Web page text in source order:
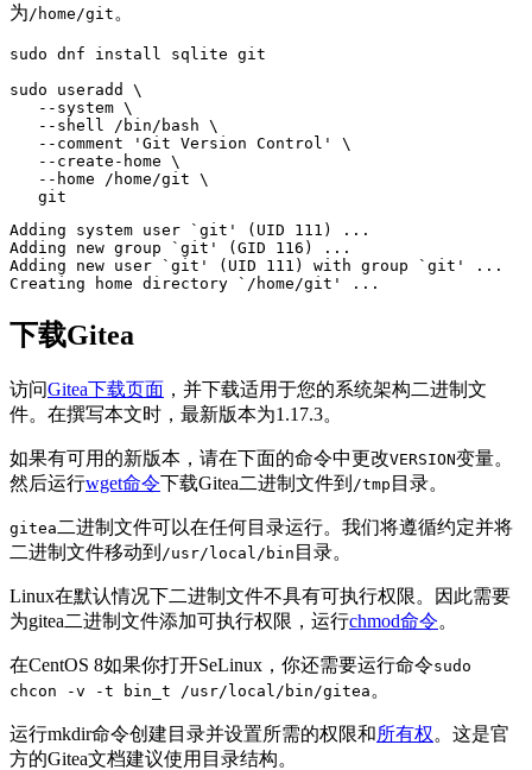
为 /home/git 。
sudo dnf install sqlite git
sudo useradd \
   --system \
   --shell /bin/bash \
   --comment 'Git Version Control' \
   --create-home \
   --home /home/git \
   git
Adding system user `git' (UID 111) ...
Adding new group `git' (GID 116) ...
Adding new user `git' (UID 111) with group `git' ...
下载Gitea
访问Gitea下载页面 ，并下载适用于您的系统架构二进制文
件。在撰写本文时，最新版本为1.17.3。
如果有可用的新版本，请在下面的命令中更改VERSION变量。
然后运行wget命令下载Gitea二进制文件到 /tmp 目录。
gitea 二进制文件可以在任何目录运行。我们将遵循约定并将
二进制文件移动到 /usr/local/bin 目录。
Linux在默认情况下二进制文件不具有可执行权限。因此需要
为gitea二进制文件添加可执行权限，运行chmod命令。
在CentOS 8如果你打开SeLinux，你还需要运行命令sudo
chcon -v -t bin_t /usr/local/bin/gitea 。
运行mkdir命令创建目录并设置所需的权限和所有权。这是官
方的Gitea文档建议使用目录结构。